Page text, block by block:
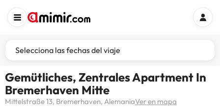
Selecciona las fechas del viaje
Gemütliches, Zentrales Apartment In
Bremerhaven Mitte
Mittelstraße 13, Bremerhaven, AlemaniaVer en mapa